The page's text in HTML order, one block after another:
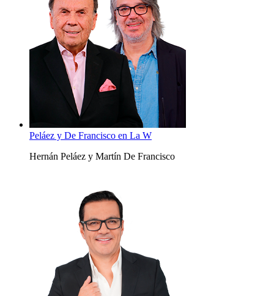
Peláez y De Francisco en La W
Hernán Peláez y Martín De Francisco